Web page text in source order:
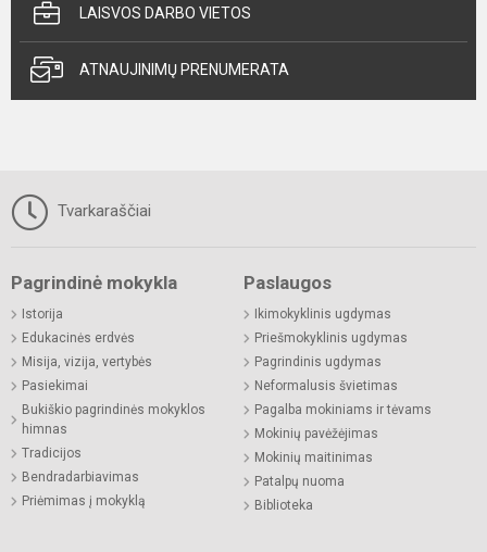
LAISVOS DARBO VIETOS
ATNAUJINIMŲ PRENUMERATA
Tvarkaraščiai
Pagrindinė mokykla
Istorija
Edukacinės erdvės
Misija, vizija, vertybės
Pasiekimai
Bukiškio pagrindinės mokyklos
himnas
Tradicijos
Bendradarbiavimas
Priėmimas į mokyklą
Paslaugos
Ikimokyklinis ugdymas
Priešmokyklinis ugdymas
Pagrindinis ugdymas
Neformalusis švietimas
Pagalba mokiniams ir tėvams
Mokinių pavėžėjimas
Mokinių maitinimas
Patalpų nuoma
Biblioteka